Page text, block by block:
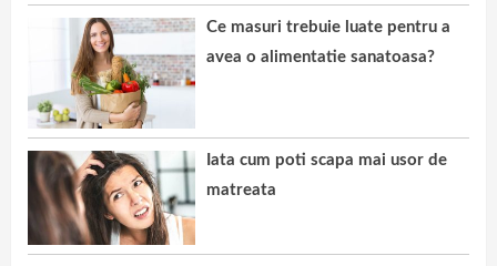
Ce masuri trebuie luate pentru a
avea o alimentatie sanatoasa?
Iata cum poti scapa mai usor de
matreata